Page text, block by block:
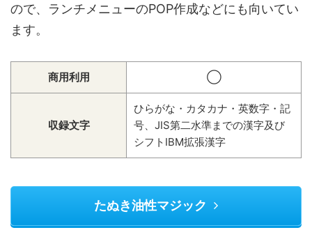
ので、ランチメニューのPOP作成などにも向いてい
ます。
商用利用 ◯
収録文字
ひらがな・カタカナ・英数字・記
号、JIS第二水準までの漢字及び
シフトIBM拡張漢字
たぬき油性マジック